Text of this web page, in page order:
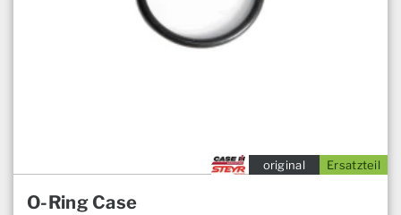
Ersatzteil
original
O-Ring Case